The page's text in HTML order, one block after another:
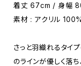
着丈 67cm / 身幅
素材 : アクリル 100%
さっと羽織れるタイ
のラインが優しく落